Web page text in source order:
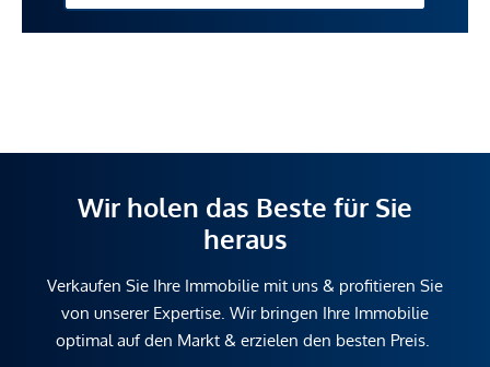
Wir holen das Beste für Sie
heraus
Verkaufen Sie Ihre Immobilie mit uns & profitieren Sie
von unserer Expertise. Wir bringen Ihre Immobilie
optimal auf den Markt & erzielen den besten Preis.